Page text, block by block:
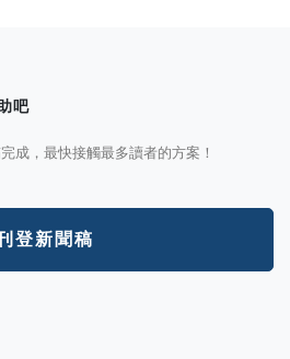
吧
成，最快接觸最多讀者的方案！
登新聞稿